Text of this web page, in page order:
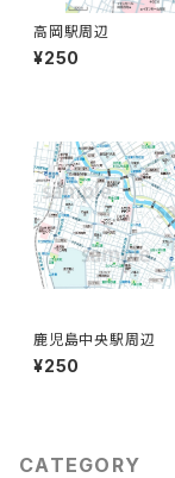
高岡駅周辺
¥250
鹿児島中央駅周辺
¥250
CATEGORY